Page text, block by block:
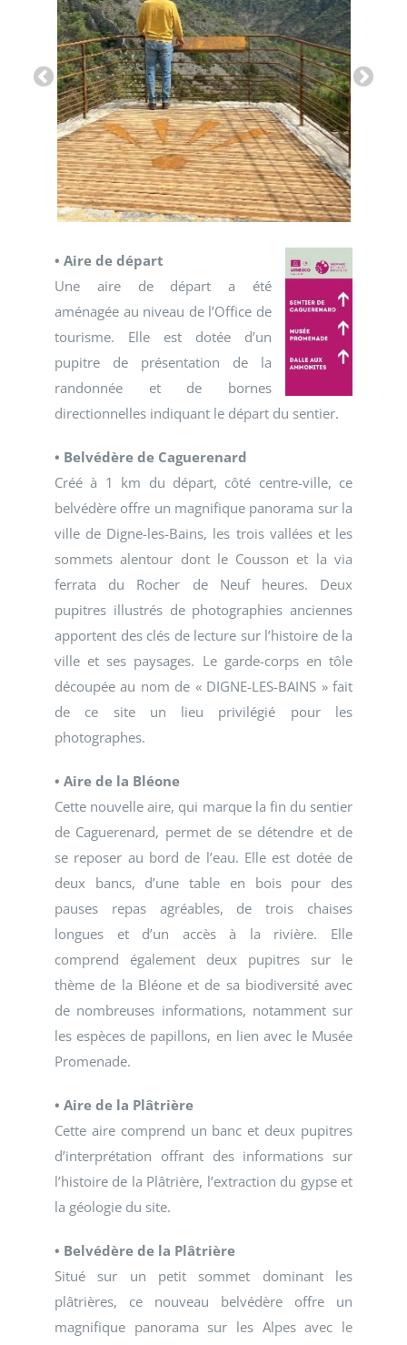
• Aire de départ
Une aire de départ a été
aménagée au niveau de l’Office de
tourisme. Elle est dotée d’un
pupitre de présentation de la
randonnée et de bornes
directionnelles indiquant le départ du sentier.
• Belvédère de Caguerenard
Créé à 1 km du départ, côté centre-ville, ce
belvédère offre un magnifique panorama sur la
ville de Digne-les-Bains, les trois vallées et les
sommets alentour dont le Cousson et la via
ferrata du Rocher de Neuf heures. Deux
pupitres illustrés de photographies anciennes
apportent des clés de lecture sur l’histoire de la
ville et ses paysages. Le garde-corps en tôle
découpée au nom de « DIGNE-LES-BAINS » fait
de ce site un lieu privilégié pour les
photographes.
• Aire de la Bléone
Cette nouvelle aire, qui marque la fin du sentier
de Caguerenard, permet de se détendre et de
se reposer au bord de l’eau. Elle est dotée de
deux bancs, d’une table en bois pour des
pauses repas agréables, de trois chaises
longues et d’un accès à la rivière. Elle
comprend également deux pupitres sur le
thème de la Bléone et de sa biodiversité avec
de nombreuses informations, notamment sur
les espèces de papillons, en lien avec le Musée
Promenade.
• Aire de la Plâtrière
Cette aire comprend un banc et deux pupitres
d’interprétation offrant des informations sur
l’histoire de la Plâtrière, l’extraction du gypse et
la géologie du site.
• Belvédère de la Plâtrière
Situé sur un petit sommet dominant les
plâtrières, ce nouveau belvédère offre un
magnifique panorama sur les Alpes avec le